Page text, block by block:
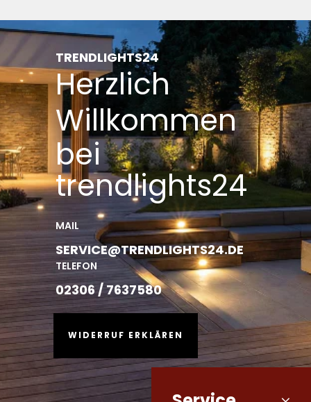
TRENDLIGHTS24
Herzlich
Willkommen
bei
trendlights24
MAIL
SERVICE@TRENDLIGHTS24.DE
TELEFON
02306 / 7637580
WIDERRUF ERKLÄREN